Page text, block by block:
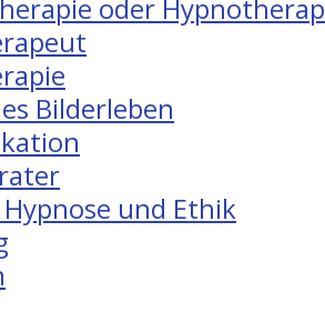
oder
Bilderleben
und Ethik